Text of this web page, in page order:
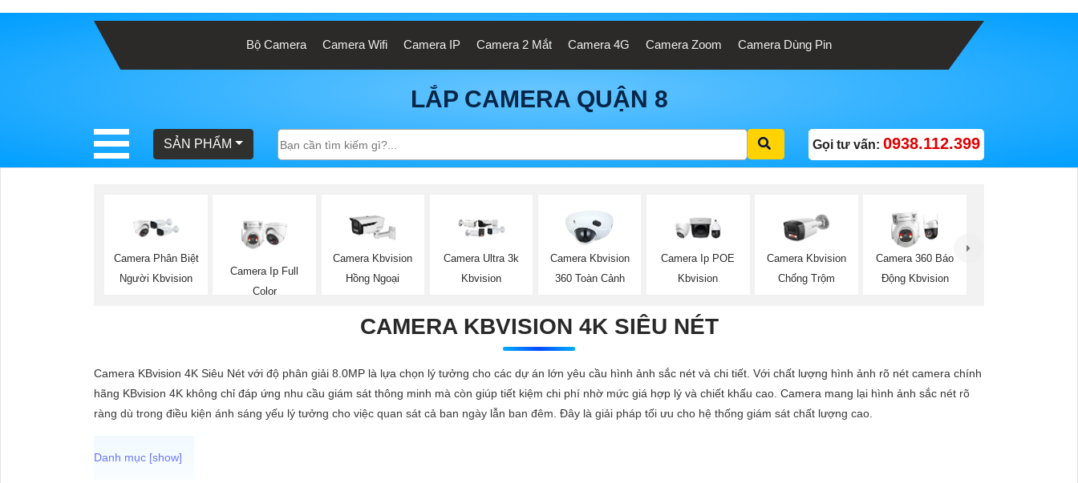
Bộ Camera Camera Wifi Camera IP Camera 2 Mắt Camera 4G Camera Zoom Camera Dùng Pin
LẮP CAMERA QUẬN 8
SẢN PHẨM Gọi tư vấn: 0938.112.399
Camera Phân Biệt
Người Kbvision
Camera Ip Full
Color
Camera Kbvision
Hồng Ngoại
Camera Ultra 3k
Kbvision
Camera Kbvision
360 Toàn Cảnh
Camera Ip POE
Kbvision
Camera Kbvision
Chống Trộm
Camera 360 Báo
Động Kbvision
CAMERA KBVISION 4K SIÊU NÉT
Camera KBvision 4K Siêu Nét với độ phân giải 8.0MP là lựa chọn lý tưởng cho các dự án lớn yêu cầu hình ảnh sắc nét và chi tiết. Với chất lượng hình ảnh rõ nét camera chính
hãng KBvision 4K không chỉ đáp ứng nhu cầu giám sát thông minh mà còn giúp tiết kiệm chi phí nhờ mức giá hợp lý và chiết khấu cao. Camera mang lại hình ảnh sắc nét rõ
ràng dù trong điều kiện ánh sáng yếu lý tưởng cho việc quan sát cả ban ngày lẫn ban đêm. Đây là giải pháp tối ưu cho hệ thống giám sát chất lượng cao.